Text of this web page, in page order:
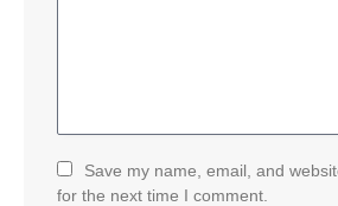
Save my name, email, and
for the next time I comment.